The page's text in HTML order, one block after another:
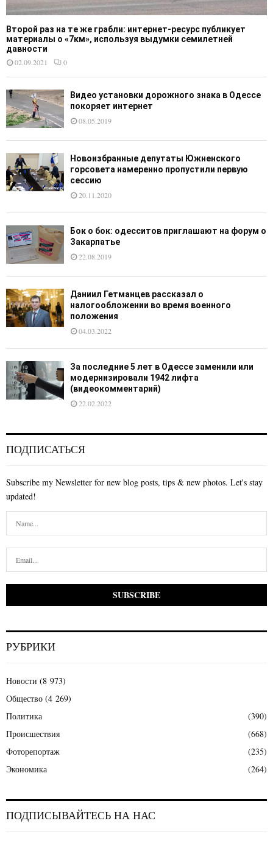
Второй раз на те же грабли: интернет-ресурс публикует
материалы о «7км», используя выдумки семилетней
давности
02.09.2021
0
Видео установки дорожного знака в Одессе
покоряет интернет
08.05.2019
Новоизбранные депутаты Южненского
горсовета намеренно пропустили первую
сессию
20.11.2020
Бок о бок: одесситов приглашают на форум о
Закарпатье
22.08.2019
Даниил Гетманцев рассказал о
налогообложении во время военного
положения
04.03.2022
За последние 5 лет в Одессе заменили или
модернизировали 1942 лифта
(видеокомментарий)
22.02.2022
ПОДПИСАТЬСЯ
Subscribe my Newsletter for new blog posts, tips & new photos. Let's stay
updated!
РУБРИКИ
Новости (8 973)
Общество (4 269)
Политика
(390)
Происшествия
(668)
Фоторепортаж
(235)
Экономика
(264)
ПОДПИСЫВАЙТЕСЬ НА НАС